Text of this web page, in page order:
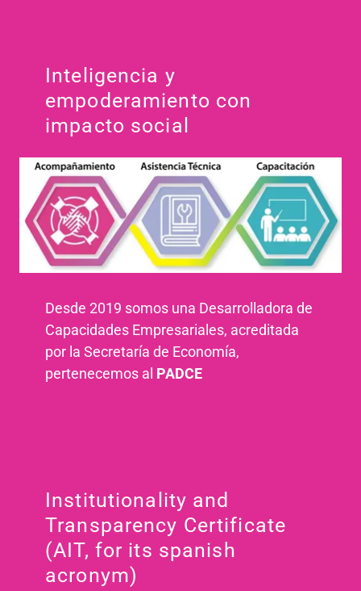
Inteligencia y
empoderamiento con
impacto social
Desde 2019 somos una Desarrolladora de
Capacidades Empresariales, acreditada
por la Secretaría de Economía,
pertenecemos al PADCE
Institutionality and
Transparency Certificate
(AIT, for its spanish
acronym)